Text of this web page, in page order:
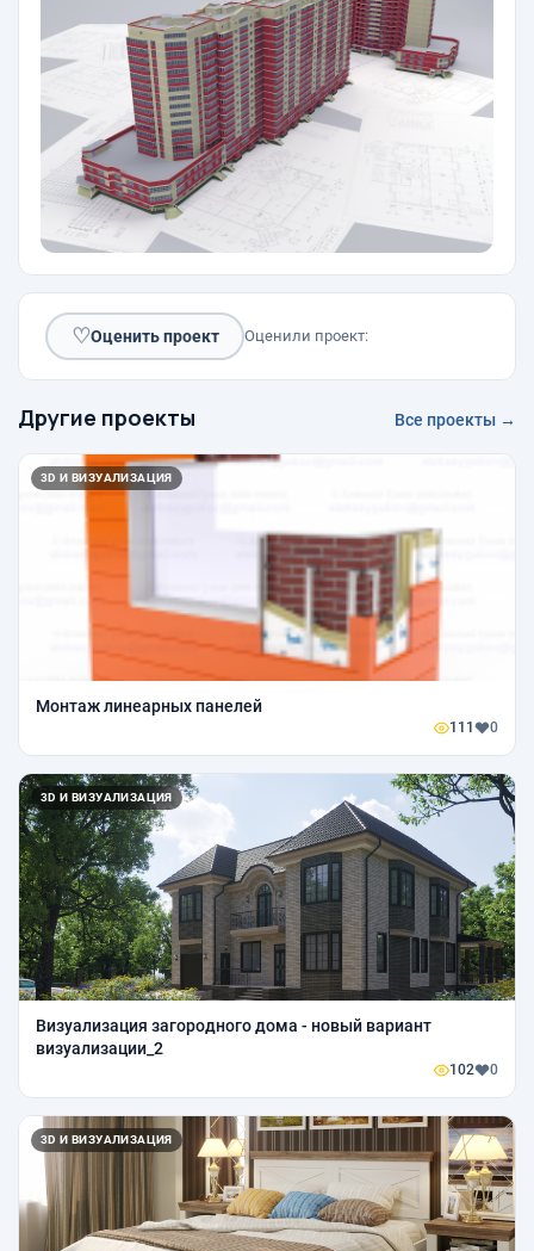
♡Оценить проект Оценили проект:
Другие проекты Все проекты →
3D И ВИЗУАЛИЗАЦИЯ
Монтаж линеарных панелей
111 0
3D И ВИЗУАЛИЗАЦИЯ
Визуализация загородного дома - новый вариант
визуализации_2
102 0
3D И ВИЗУАЛИЗАЦИЯ